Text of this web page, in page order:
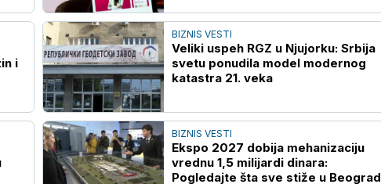
i
BIZNIS VESTI
Veliki uspeh RGZ u Njujorku: Srbija
svetu ponudila model modernog
katastra 21. veka
BIZNIS VESTI
Ekspo 2027 dobija mehanizaciju
vrednu 1,5 milijardi dinara:
Pogledajte šta sve stiže u Beograd